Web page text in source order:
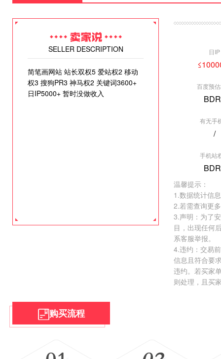
SELLER DESCRIPTION
简笔画网站 站长双权5 爱站权2 移动
权3 搜狗PR3 神马权2 关键词3600+
日IP5000+ 暂时没做收入
日IP
百度预
有无手
/
手机站
温馨提示：
1.数据统计信
2.若需查询更
3.声明：为了
目，出现任何
系客服举报。
4.违约：交易
信息且符合要
违约。若买家
则处理，且买
权重:BDR2
去看看 >
购买流程